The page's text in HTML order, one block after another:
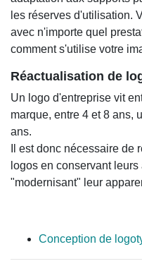
les réserves d'utilisation.
avec n'importe quel
comment s'utilise votre
Réactualisation de
Un logo d'entreprise vit
marque, entre 4 et 8 ans,
ans.
Il est donc nécessaire
logos en conservant
"modernisant" leur
Conception de